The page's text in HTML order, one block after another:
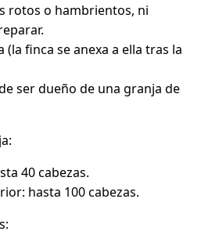
rotos o hambrientos, ni
(la finca se anexa a ella tras la
ser dueño de una granja de
40 cabezas.
hasta 100 cabezas.